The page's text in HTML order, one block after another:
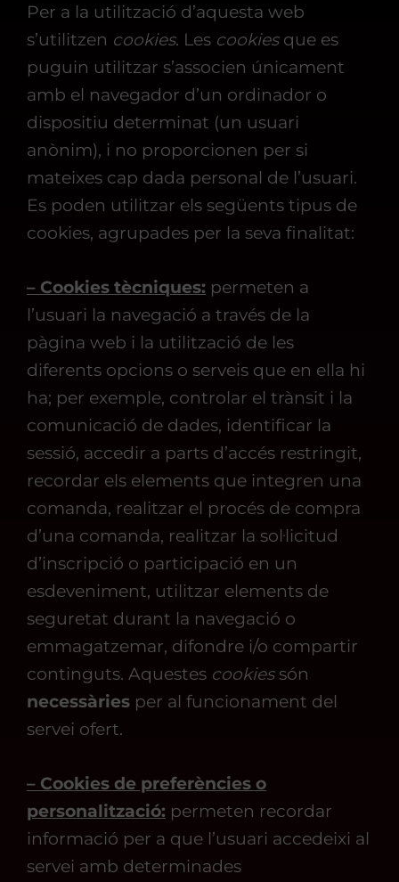
Per a la utilització d’aquesta web
s’utilitzen cookies. Les cookiesque es
puguin utilitzar s’associen únicament
amb el navegador d’un ordinador o
dispositiu determinat (un usuari
anònim), i no proporcionen per si
mateixes cap dada personal de l’usuari.
Es poden utilitzar els següents tipus de
cookies, agrupades per la seva finalitat:
– Cookies tècniques: permeten a
l’usuari la navegació a través de la
pàgina web i la utilització de les
diferents opcions o serveis que en ella hi
ha; per exemple, controlar el trànsit i la
comunicació de dades, identificar la
sessió, accedir a parts d’accés restringit,
recordar els elements que integren una
comanda, realitzar el procés de compra
d’una comanda, realitzar la sol·licitud
d’inscripció o participació en un
esdeveniment, utilitzar elements de
seguretat durant la navegació o
emmagatzemar, difondre i/o compartir
continguts. Aquestes cookiessón
necessàries per al funcionament del
servei ofert.
– Cookies de preferències o
personalització: permeten recordar
informació per a que l’usuari accedeixi al
servei amb determinades